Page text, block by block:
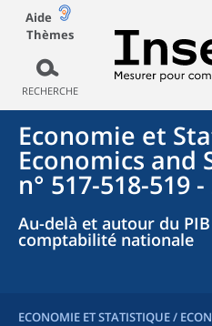
Aide
Thèmes
RECHERCHE
Economie et
Economics and
n° 517-518-519
Au-delà et autour du
comptabilité nationale
ECONOMIE ET STATISTIQUE /